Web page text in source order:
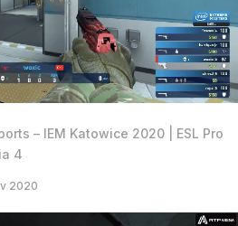
– IEM Katowice 2020 | ESL Pro
4
2020